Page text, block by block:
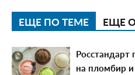
ЕЩЕ ПО ТЕМЕ ЕЩЕ
на пломбир